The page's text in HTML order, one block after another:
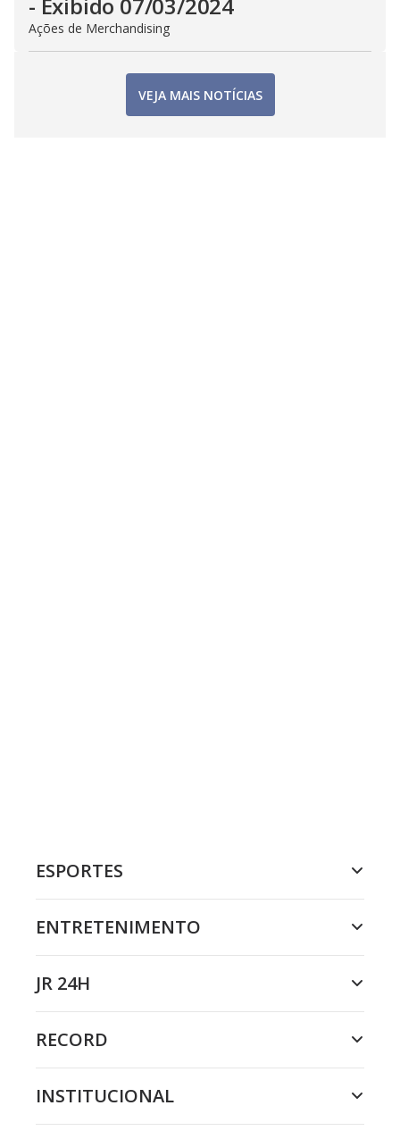
Ações de Merchandising
VEJA MAIS NOTÍCIAS
ESPORTES
ENTRETENIMENTO
JR 24H
RECORD
INSTITUCIONAL